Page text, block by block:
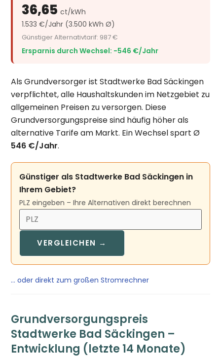
36,65ct/kWh
1.533 €/Jahr (3.500 kWh Ø)
Günstiger Alternativtarif: 987 €
Ersparnis durch Wechsel: −546 €/Jahr
Als Grundversorger ist Stadtwerke Bad Säckingen
verpflichtet, alle Haushaltskunden im Netzgebiet zu
allgemeinen Preisen zu versorgen. Diese
Grundversorgungspreise sind häufig höher als
alternative Tarife am Markt. Ein Wechsel spart Ø
546 €/Jahr.
Günstiger als Stadtwerke Bad Säckingen in
Ihrem Gebiet?
PLZ eingeben – Ihre Alternativen direkt berechnen
VERGLEICHEN →
… oder direkt zum großen Stromrechner
Grundversorgungspreis
Stadtwerke Bad Säckingen –
Entwicklung (letzte 14 Monate)